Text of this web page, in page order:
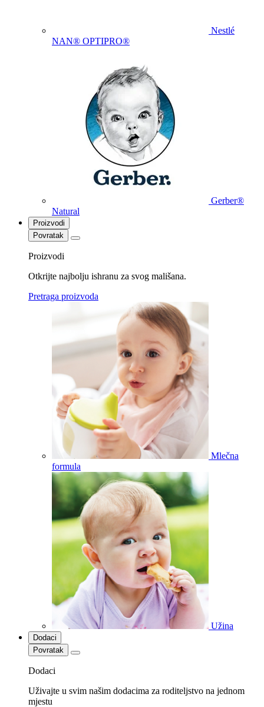
Nestlé
NAN® OPTIPRO®
Gerber®
Natural
Proizvodi
Povratak
Proizvodi
Otkrijte najbolju ishranu za svog mališana.
Pretraga proizvoda
Mlečna
formula
Užina
Dodaci
Povratak
Dodaci
Uživajte u svim našim dodacima za roditeljstvo na jednom
mjestu